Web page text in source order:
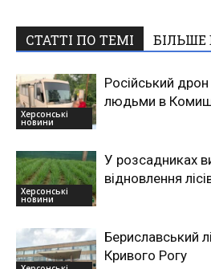
СТАТТІ ПО ТЕМІ БІЛЬШЕ
Херсонські
новини
Російський дрон
людьми в
Херсонські
новини
У розсадниках
відновлення
Бериславський
Кривого Рогу